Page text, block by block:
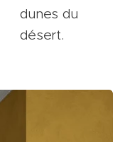
dunes du
désert.